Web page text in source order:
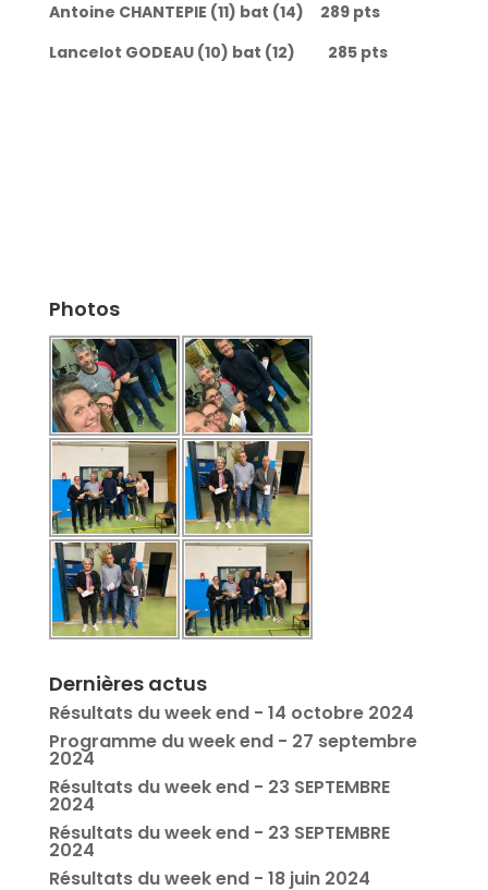
Antoine CHANTEPIE (11) bat (14) 289 pts
Lancelot GODEAU (10) bat (12) 285 pts
Photos
Dernières actus
Résultats du week end - 14 octobre 2024
Programme du week end - 27 septembre
2024
Résultats du week end - 23 SEPTEMBRE
2024
Résultats du week end - 23 SEPTEMBRE
2024
Résultats du week end - 18 juin 2024